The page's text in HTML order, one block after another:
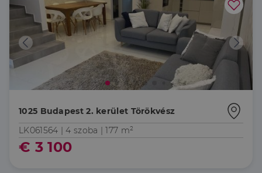
1025 Budapest 2. kerület Törökvész
LK061564 |4 szoba | 177 m²
€ 3 100